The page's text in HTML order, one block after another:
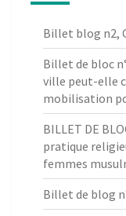
Billet blog n2,
Billet de bloc
ville peut-elle
mobilisation
BILLET DE
pratique
femmes
Billet de blog